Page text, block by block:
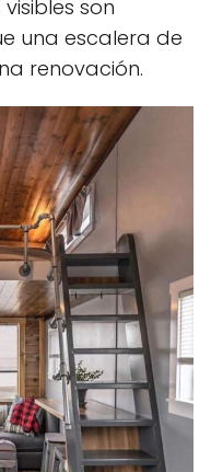
son
una escalera de
renovación.